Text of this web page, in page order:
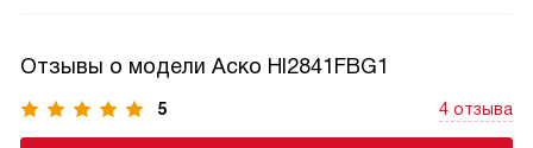
Отзывы о модели Аско HI2841FBG1
5 4 отзыва